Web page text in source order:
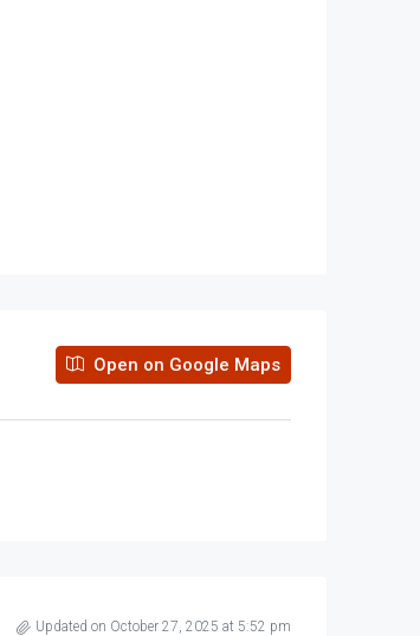
Open on Google Maps
Updated on October 27, 2025 at 5:52 pm